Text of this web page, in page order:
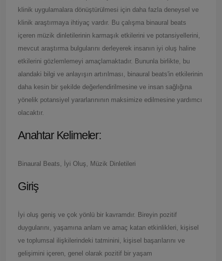
klinik uygulamalara dönüştürülmesi için daha fazla deneysel ve
klinik araştırmaya ihtiyaç vardır. Bu çalışma binaural beats
içeren müzik dinletilerinin karmaşık etkilerini ve potansiyellerini,
mevcut araştırma bulgularını derleyerek insanın iyi oluş haline
etkilerini gözlemlemeyi amaçlamaktadır. Bununla birlikte, bu
alandaki bilgi ve anlayışın artırılması, binaural beats'in etkilerinin
daha kesin bir şekilde değerlendirilmesine ve insan sağlığına
yönelik potansiyel yararlarınının maksimize edilmesine yardımcı
olacaktır.
Anahtar Kelimeler:
Binaural Beats, İyi Oluş, Müzik Dinletileri
Giriş
İyi oluş geniş ve çok yönlü bir kavramdır. Bireyin pozitif
duygularını, yaşamına anlam ve amaç katan etkinlikleri, kişisel
ve toplumsal ilişkilerindeki tatminini, kişisel başarılarını ve
gelişimini içeren, genel olarak pozitif bir yaşam